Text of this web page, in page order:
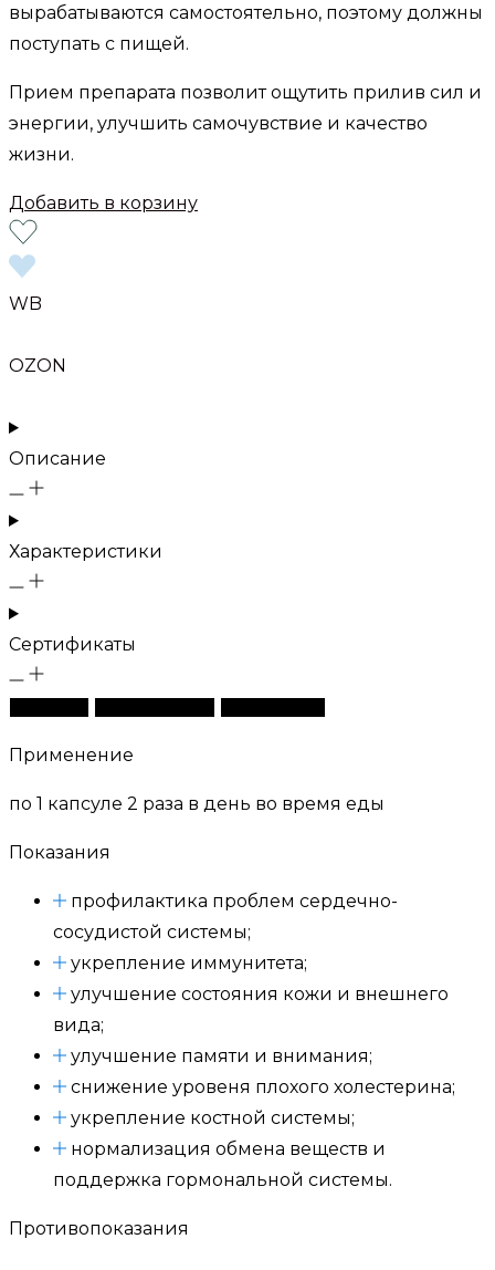
вырабатываются самостоятельно, поэтому должны
поступать с пищей.
Прием препарата позволит ощутить прилив сил и
энергии, улучшить самочувствие и качество
жизни.
Добавить в корзину
WB
OZON
Описание
Характеристики
Сертификаты
Применение
по 1 капсуле 2 раза в день во время еды
Показания
профилактика проблем сердечно-
сосудистой системы;
укрепление иммунитета;
улучшение состояния кожи и внешнего
вида;
улучшение памяти и внимания;
снижение уровеня плохого холестерина;
укрепление костной системы;
нормализация обмена веществ и
поддержка гормональной системы.
Противопоказания